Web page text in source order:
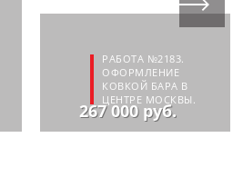
РАБОТА №2183.
ОФОРМЛЕНИЕ
КОВКОЙ БАРА В
ЦЕНТРЕ МОСКВЫ.
267 000 руб.